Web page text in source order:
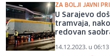
ZA BOLJI JAVNI
U Sarajevo
tramvaja,
redovan
14.12.2023. u 06:13